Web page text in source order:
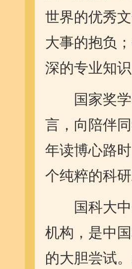
世界的优秀
大事的抱负
深的专业知
国家奖学
言，向陪伴
年读博心路
个纯粹的科
国科大中
机构，是中
的大胆尝试